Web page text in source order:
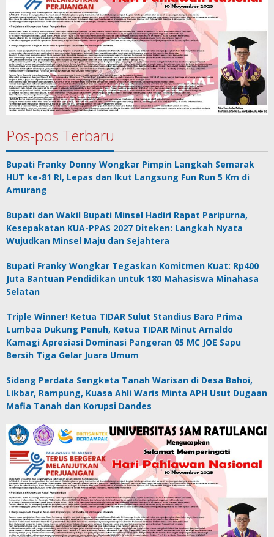
Pos-pos Terbaru
Bupati Franky Donny Wongkar Pimpin Langkah Semarak
HUT ke-81 RI, Lepas dan Ikut Langsung Fun Run 5 Km di
Amurang
Bupati dan Wakil Bupati Minsel Hadiri Rapat Paripurna,
Kesepakatan KUA-PPAS 2027 Diteken: Langkah Nyata
Wujudkan Minsel Maju dan Sejahtera
Bupati Franky Wongkar Tegaskan Komitmen Kuat: Rp400
Juta Bantuan Pendidikan untuk 180 Mahasiswa Minahasa
Selatan
Triple Winner! Ketua TIDAR Sulut Standius Bara Prima
Lumbaa Dukung Penuh, Ketua TIDAR Minut Arnaldo
Kamagi Apresiasi Dominasi Pangeran 05 MC JOE Sapu
Bersih Tiga Gelar Juara Umum
Sidang Perdata Sengketa Tanah Warisan di Desa Bahoi,
Likbar, Rampung, Kuasa Ahli Waris Minta APH Usut Dugaan
Mafia Tanah dan Korupsi Dandes